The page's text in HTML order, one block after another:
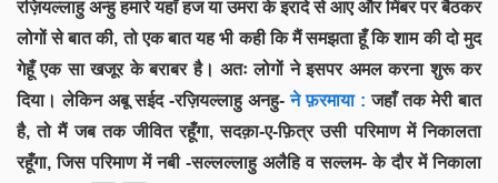
रज़ियल्लाहु अन्हु हमारे यहाँ हज या उमरा के इरादे से आए और मिंबर पर बैठकर
लोगों से बात की, तो एक बात यह भी कही कि मैं समझता हूँ कि शाम की दो मुद
गेहूँ एक सा खजूर के बराबर है। अतः लोगों ने इसपर अमल करना शुरू कर
दिया। लेकिन अबू सईद -रज़ियल्लाहु अनहु- ने फ़रमाया : जहाँ तक मेरी बात
है, तो मैं जब तक जीवित रहूँगा, सदक़ा-ए-फ़ित्र उसी परिमाण में निकालता
रहूँगा, जिस परिमाण में नबी -सल्लल्लाहु अलैहि व सल्लम- के दौर में निकाला